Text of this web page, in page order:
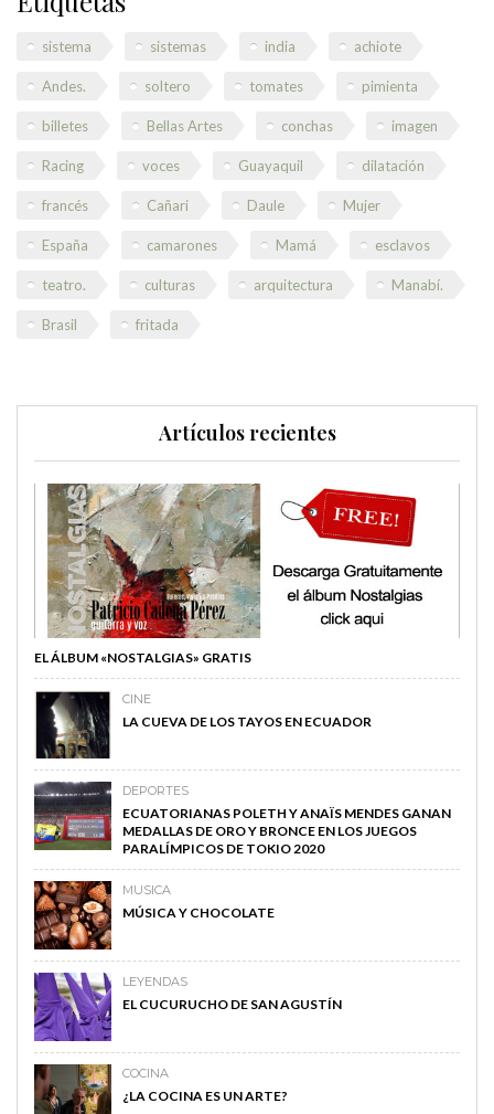
sistema sistemas india achiote
Andes. soltero tomates pimienta
billetes Bellas Artes conchas imagen
Racing voces Guayaquil dilatación
francés Cañari Daule Mujer
España camarones Mamá esclavos
teatro. culturas arquitectura Manabí.
Brasil fritada
Artículos recientes
EL ÁLBUM «NOSTALGIAS» GRATIS
CINE
LA CUEVA DE LOS TAYOS EN ECUADOR
DEPORTES
ECUATORIANAS POLETH Y ANAÏS MENDES GANAN
MEDALLAS DE ORO Y BRONCE EN LOS JUEGOS
PARALÍMPICOS DE TOKIO 2020
MUSICA
MÚSICA Y CHOCOLATE
LEYENDAS
EL CUCURUCHO DE SAN AGUSTÍN
COCINA
¿LA COCINA ES UN ARTE?